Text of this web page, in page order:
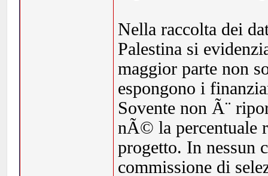
Nella raccolta dei
Palestina si
maggior parte non
espongono i
Sovente non Ã¨
nÃ© la percentuale
progetto. In nessun
commissione di